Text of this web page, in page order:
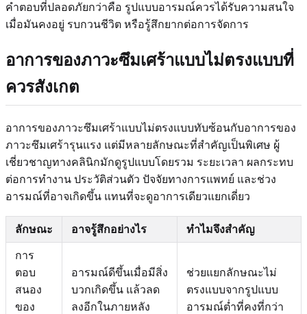
คำตอบที่ปลอดภัยกว่าคือ รูปแบบอารมณ์ควรได้รับความสนใจ
เมื่อมันคงอยู่ รบกวนชีวิต หรือรู้สึกยากต่อการจัดการ
อาการของภาวะซึมเศร้าแบบไม่ตรงแบบที่
ควรสังเกต
อาการของภาวะซึมเศร้าแบบไม่ตรงแบบทับซ้อนกับอาการของ
ภาวะซึมเศร้ารุนแรง แต่มีหลายลักษณะที่สำคัญเป็นพิเศษ ผู้
เชี่ยวชาญทางคลินิกมักดูรูปแบบโดยรวม ระยะเวลา ผลกระทบ
ต่อการทำงาน ประวัติส่วนตัว ปัจจัยทางการแพทย์ และช่วง
อารมณ์ที่อาจเกิดขึ้น แทนที่จะดูอาการเดียวแยกเดี่ยว
ลักษณะ อาจรู้สึกอย่างไร ทำไมจึงสำคัญ
การ
ตอบ
สนอง
ของ
อารมณ์ดีขึ้นเมื่อมีสิ่ง
บวกเกิดขึ้น แล้วลด
ลงอีกในภายหลัง
ช่วยแยกลักษณะไม่
ตรงแบบจากรูปแบบ
อารมณ์ต่ำที่คงที่กว่า